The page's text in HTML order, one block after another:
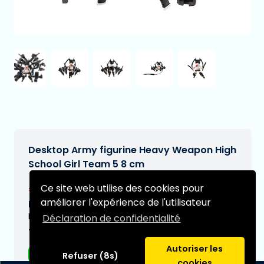
Ce site web utilise des cookies pour
améliorer l'expérience de l'utilisateur
Déclaration de confidentialité
Refuser (8s)
Autoriser les
Desktop Army figurine Heavy Weapon High
School Girl Team 5 8 cm
€88,99 [Sous réserve de modifications]
Date de livraison prévue:
N/A
Type:
Figurines d'anime